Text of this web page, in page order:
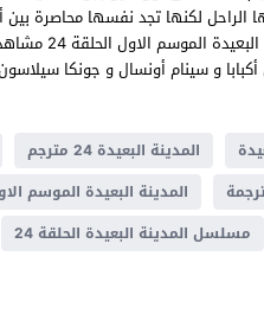
الراحل لكنها تجد نفسها محاصرة
الكشف عن
المدينة البعيدة 24 مترجم
المدينة البعيدة الموسم
مسلسل المدينة البعيدة الحلقة 24